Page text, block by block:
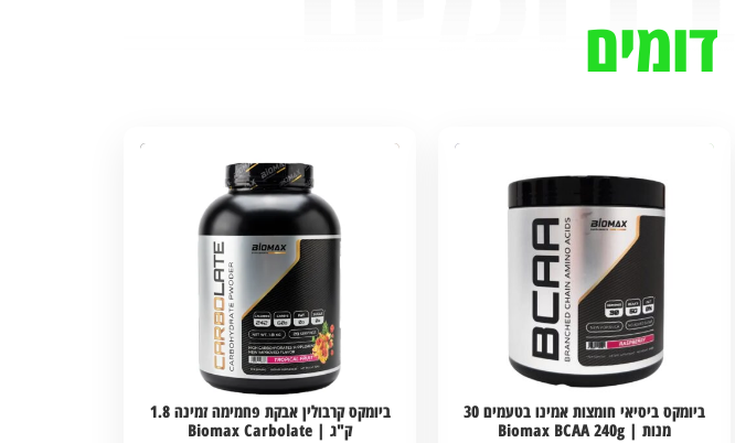
דומים
ביומקס ביסיאי חומצות אמינו בטעמים 30
מנות | Biomax BCAA 240g
ביומקס קרבולין אבקת פחמימה זמינה 1.8
ק"ג | Biomax Carbolate